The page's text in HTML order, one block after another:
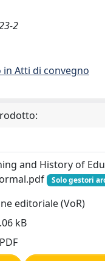
2
Atti di convegno
and History of
Solo gestori
editoriale (VoR)
kB